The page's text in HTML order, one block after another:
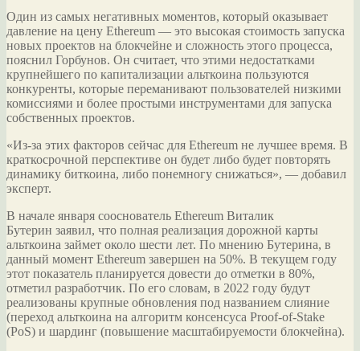
Один из самых негативных моментов, который оказывает
давление на цену Ethereum — это высокая стоимость запуска
новых проектов на блокчейне и сложность этого процесса,
пояснил Горбунов. Он считает, что этими недостатками
крупнейшего по капитализации альткоина пользуются
конкуренты, которые переманивают пользователей низкими
комиссиями и более простыми инструментами для запуска
собственных проектов.
«Из-за этих факторов сейчас для Ethereum не лучшее время. В
краткосрочной перспективе он будет либо будет повторять
динамику биткоина, либо понемногу снижаться», — добавил
эксперт.
В начале января сооснователь Ethereum Виталик
Бутерин заявил, что полная реализация дорожной карты
альткоина займет около шести лет. По мнению Бутерина, в
данный момент Ethereum завершен на 50%. В текущем году
этот показатель планируется довести до отметки в 80%,
отметил разработчик. По его словам, в 2022 году будут
реализованы крупные обновления под названием слияние
(переход альткоина на алгоритм консенсуса Proof-of-Stake
(PoS) и шардинг (повышение масштабируемости блокчейна).